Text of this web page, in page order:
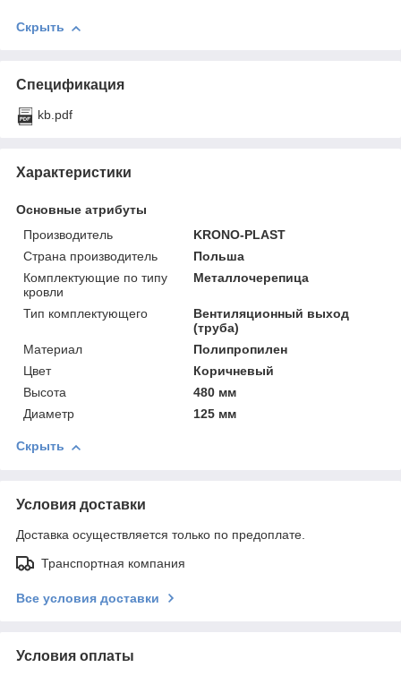
Скрыть
Спецификация
kb.pdf
Характеристики
Основные атрибуты
Производитель
KRONO-PLAST
Страна производитель
Польша
Комплектующие по типу
кровли
Металлочерепица
Тип комплектующего
Вентиляционный выход
(труба)
Материал
Полипропилен
Цвет
Коричневый
Высота
480 мм
Диаметр
125 мм
Скрыть
Условия доставки
Доставка осуществляется только по предоплате.
Транспортная компания
Все условия доставки
Условия оплаты